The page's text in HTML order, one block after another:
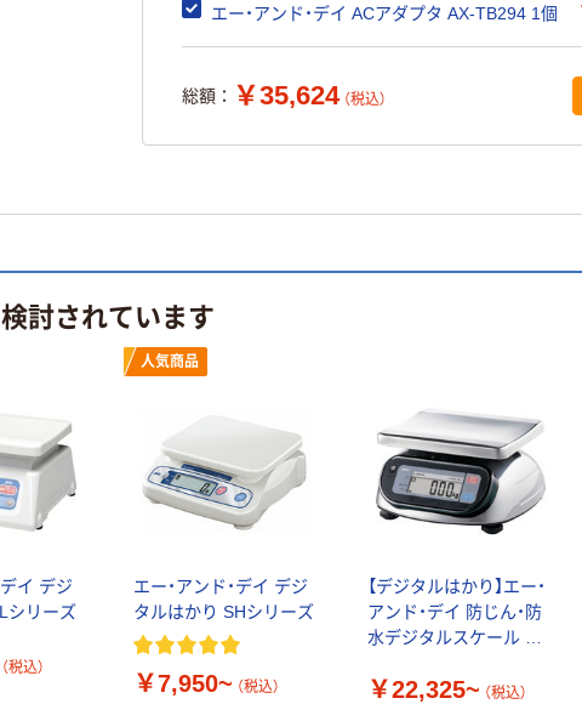
エー・アンド・デイ ACアダプタ AX-TB294 1個
総額： ￥35,624 （税込）
討されています
デイ デジ
シリーズ
（税込）
人気商品
エー・アンド・デイ デジ
タルはかり SHシリーズ
￥7,950~ （税込）
【デジタルはかり】エー・
アンド・デイ 防じん・防
水デジタルスケール ウ
￥22,325~ （税込）